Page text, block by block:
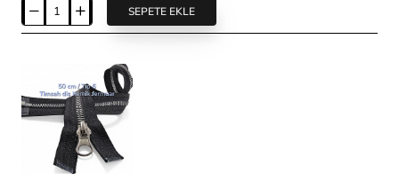
İçin
|
49
cm
Diş
Kemik
Fermuar
SEPETE EKLE